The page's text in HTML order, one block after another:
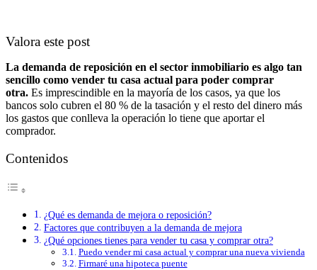
Valora este post
La demanda de reposición en el sector inmobiliario es algo tan
sencillo como vender tu casa actual para poder comprar
otra. Es imprescindible en la mayoría de los casos, ya que los
bancos solo cubren el 80 % de la tasación y el resto del dinero más
los gastos que conlleva la operación lo tiene que aportar el
comprador.
Contenidos
¿Qué es demanda de mejora o reposición?
Factores que contribuyen a la demanda de mejora
¿Qué opciones tienes para vender tu casa y comprar otra?
Puedo vender mi casa actual y comprar una nueva vivienda
Firmaré una hipoteca puente